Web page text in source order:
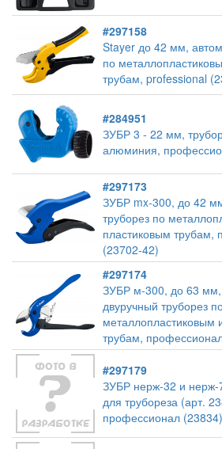
#297158
Stayer до 42 мм,
по
трубам, professional
#284951
ЗУБР 3 - 22 мм,
алюминия,
#297173
ЗУБР mx-300, до 42
труборез по
пластиковым трубам,
(23702-42)
#297174
ЗУБР м-300, до 63
двуручный труборез
металлопластиковым
трубам,
#297179
ЗУБР нерж-32 и
для трубореза (арт.
профессионал (23834)